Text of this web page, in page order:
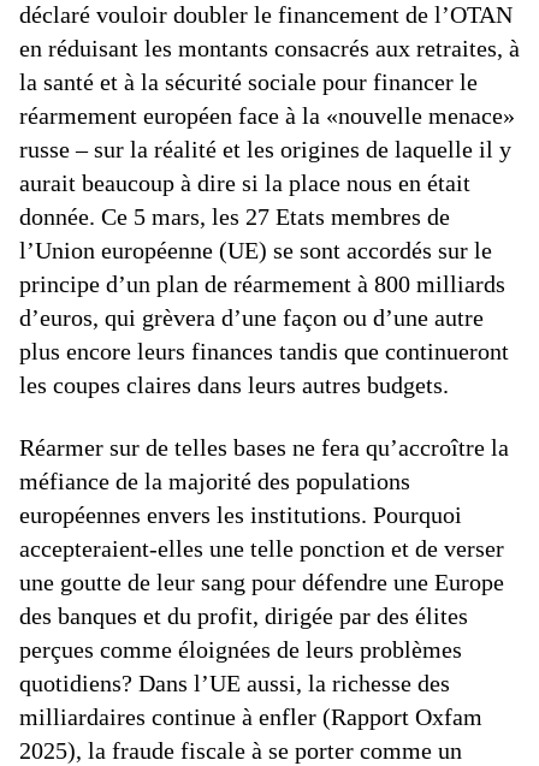
déclaré vouloir doubler le financement de l’OTAN
en réduisant les montants consacrés aux retraites, à
la santé et à la sécurité sociale pour financer le
réarmement européen face à la «nouvelle menace»
russe – sur la réalité et les origines de laquelle il y
aurait beaucoup à dire si la place nous en était
donnée. Ce 5 mars, les 27 Etats membres de
l’Union européenne (UE) se sont accordés sur le
principe d’un plan de réarmement à 800 milliards
d’euros, qui grèvera d’une façon ou d’une autre
plus encore leurs finances tandis que continueront
les coupes claires dans leurs autres budgets.
Réarmer sur de telles bases ne fera qu’accroître la
méfiance de la majorité des populations
européennes envers les institutions. Pourquoi
accepteraient-elles une telle ponction et de verser
une goutte de leur sang pour défendre une Europe
des banques et du profit, dirigée par des élites
perçues comme éloignées de leurs problèmes
quotidiens? Dans l’UE aussi, la richesse des
milliardaires continue à enfler (Rapport Oxfam
2025), la fraude fiscale à se porter comme un